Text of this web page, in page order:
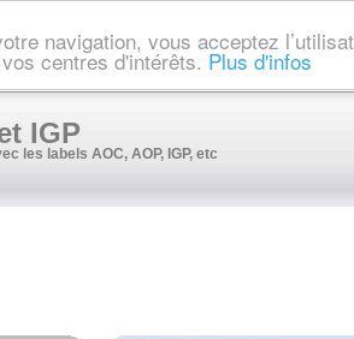
navigation, vous acceptez
centres d'intérêts. Plus d'infos
IGP
les labels AOC, AOP, IGP, etc